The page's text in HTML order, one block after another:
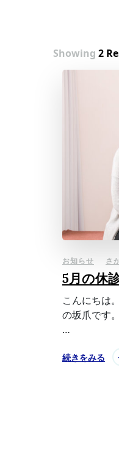
Showing 2
お知らせ さ
5月の休
こんにちは
の坂爪です
…
続きをみる